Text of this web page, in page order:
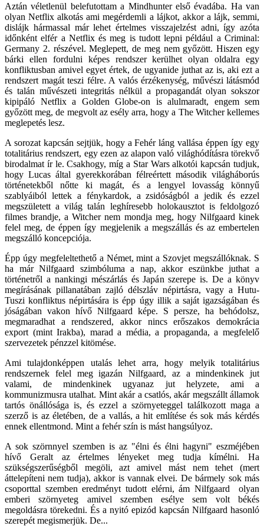
Aztán véletlenül belefutottam a Mindhunter első évadába. Ha van
olyan Netflix alkotás ami megérdemli a lájkot, akkor a lájk, semmi,
dislájk hármassal már lehet értelmes visszajelzést adni, így azóta
időnként elfér a Netflix és meg is tudott lepni például a Criminal:
Germany 2. részével. Meglepett, de meg nem győzött. Hiszen egy
bárki ellen fordulni képes rendszer kerülhet olyan oldalra egy
konfliktusban amivel egyet értek, de ugyanide juthat az is, aki ezt a
rendszert magát teszi félre. A valós érzékenység, művészi látásmód
és talán művészeti integritás nélkül a propagandát olyan sokszor
kipipáló Netflix a Golden Globe-on is alulmaradt, engem sem
győzött meg, de megvolt az esély arra, hogy a The Witcher kellemes
meglepetés lesz.
A sorozat kapcsán sejtjük, hogy a Fehér láng vallása éppen így egy
totalitárius rendszert, egy ezen az alapon való világhódításra törekvő
birodalmat ír le. Csakhogy, míg a Star Wars alkotói kapcsán tudjuk,
hogy Lucas által gyerekkorában félreértett második világháborús
történetekből nőtte ki magát, és a lengyel lovasság könnyű
szablyáiból lettek a fénykardok, a zsidóságból a jedik és ezzel
megszületett a világ talán leghíresebb holokausztot is feldolgozó
filmes brandje, a Witcher nem mondja meg, hogy Nilfgaard kinek
felel meg, de éppen így megjelenik a megszállás és az embertelen
megszálló koncepciója.
Épp úgy megfeleltethető a Német, mint a Szovjet megszállóknak. S
ha már Nilfgaard szimbóluma a nap, akkor eszünkbe juthat a
történetről a nankingi mészárlás és Japán szerepe is. De a könyv
megírásának pillanatában zajló délszláv népirtásra, vagy a Hutu-
Tuszi konfliktus népirtására is épp úgy illik a saját igazságában és
jóságában vakon hívő Nilfgaard képe. S persze, ha behódolsz,
megmaradhat a rendszered, akkor nincs erőszakos demokrácia
export (mint Irakba), marad a média, a propaganda, a megfelelő
szervezetek pénzzel kitömése.
Ami tulajdonképpen utalás lehet arra, hogy melyik totalitárius
rendszernek felel meg igazán Nilfgaard, az a mindenkinek jut
valami, de mindenkinek ugyanaz jut helyzete, ami a
kommunizmusra utalhat. Mint akár a csatlós, akár megszállt államok
tartós önállósága is, és ezzel a szörnyeteggel találkozott maga a
szerző is az életében, de a vallás, a hit említése és sok más kérdés
ennek ellentmond. Mint a fehér szín is mást hangsúlyoz.
A sok szörnnyel szemben is az "élni és élni hagyni" eszméjében
hívő Geralt az értelmes lényeket meg tudja kímélni. Ha
szükségszerűségből megöli, azt amivel mást nem tehet (mert
áttelepíteni nem tudja), akkor is vannak elvei. De bármely sok más
csoporttal szemben eredményt tudott elérni, ám Nilfgaard olyan
emberi szörnyeteg amivel szemben esélye sem volt békés
megoldásra törekedni. És a nyitó epizód kapcsán Nilfgaard hasonló
szerepét megismerjük. De...